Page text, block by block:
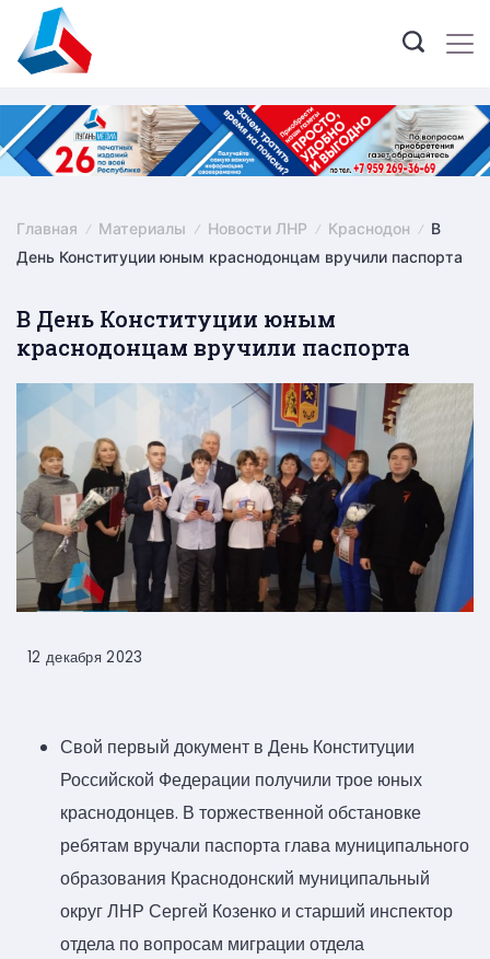
content
Главная Материалы Новости ЛНР Краснодон
В
День Конституции юным краснодонцам вручили паспорта
В День Конституции юным
краснодонцам вручили паспорта
12 декабря 2023
Свой первый документ в День Конституции
Российской Федерации получили трое юных
краснодонцев. В торжественной обстановке
ребятам вручали паспорта глава муниципального
образования Краснодонский муниципальный
округ ЛНР Сергей Козенко и старший инспектор
отдела по вопросам миграции отдела